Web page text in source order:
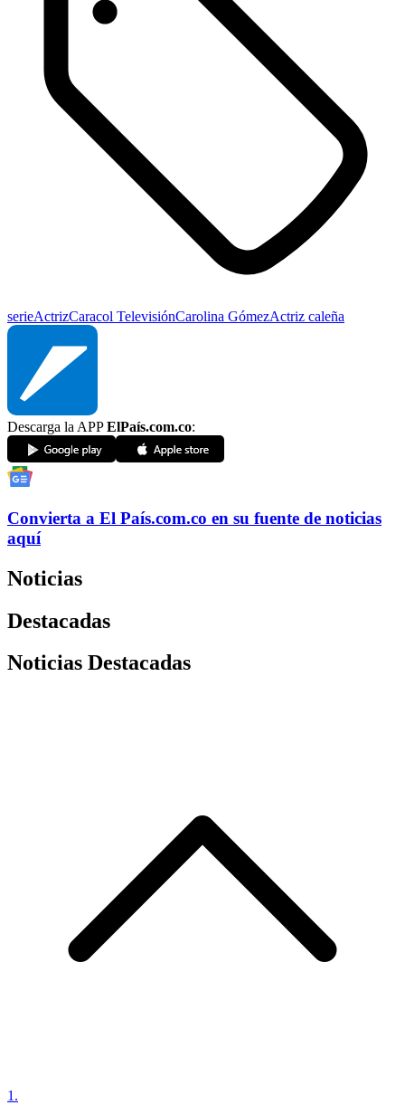
serieActrizCaracol TelevisiónCarolina GómezActriz caleña
Descarga la APPElPaís.com.co:
Convierta a El País.com.co en su fuente de noticias
aquí
Noticias
Destacadas
Noticias Destacadas
1 .